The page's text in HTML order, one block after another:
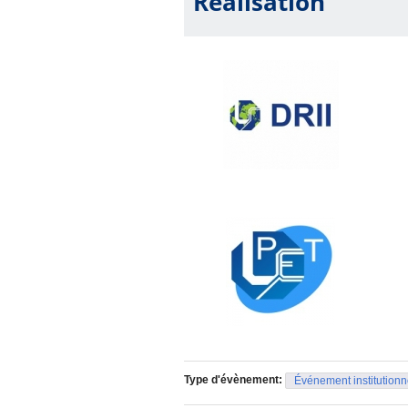
Type d'évènement: Événement